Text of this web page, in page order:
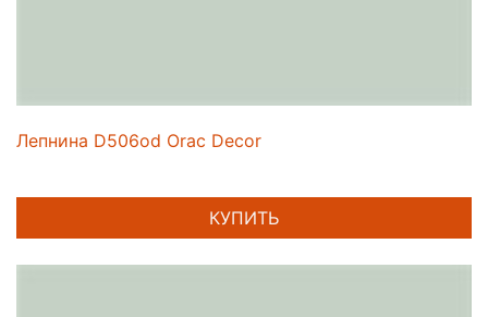
Лепнина D506od Orac Decor
КУПИТЬ